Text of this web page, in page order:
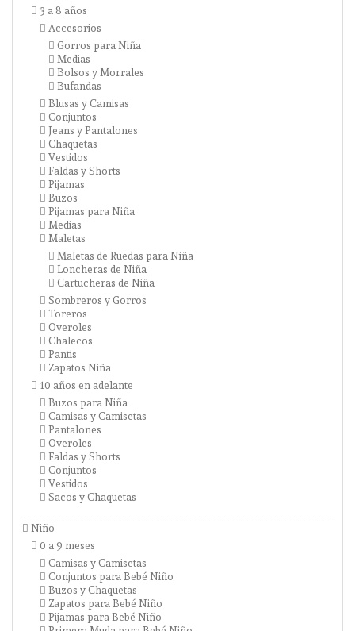
3 a 8 años
Accesorios
Gorros para Niña
Medias
Bolsos y Morrales
Bufandas
Blusas y Camisas
Conjuntos
Jeans y Pantalones
Chaquetas
Vestidos
Faldas y Shorts
Pijamas
Buzos
Pijamas para Niña
Medias
Maletas
Maletas de Ruedas para Niña
Loncheras de Niña
Cartucheras de Niña
Sombreros y Gorros
Toreros
Overoles
Chalecos
Pantis
Zapatos Niña
10 años en adelante
Buzos para Niña
Camisas y Camisetas
Pantalones
Overoles
Faldas y Shorts
Conjuntos
Vestidos
Sacos y Chaquetas
Niño
0 a 9 meses
Camisas y Camisetas
Conjuntos para Bebé Niño
Buzos y Chaquetas
Zapatos para Bebé Niño
Pijamas para Bebé Niño